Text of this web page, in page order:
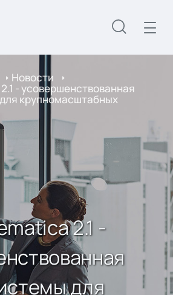
Новости
- усовершенствованная
крупномасштабных
2.1 -
для